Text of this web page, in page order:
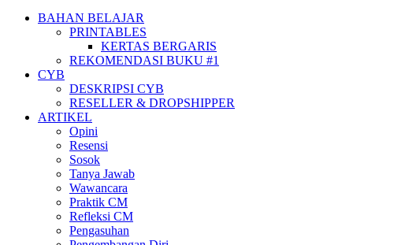
BAHAN BELAJAR
PRINTABLES
KERTAS BERGARIS
REKOMENDASI BUKU #1
CYB
DESKRIPSI CYB
RESELLER & DROPSHIPPER
ARTIKEL
Opini
Resensi
Sosok
Tanya Jawab
Wawancara
Praktik CM
Refleksi CM
Pengasuhan